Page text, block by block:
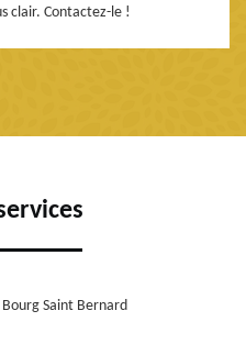
clair. Contactez-le !
Saint Bernard